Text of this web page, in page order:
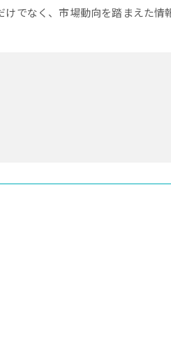
でなく、市場動向を踏まえた情